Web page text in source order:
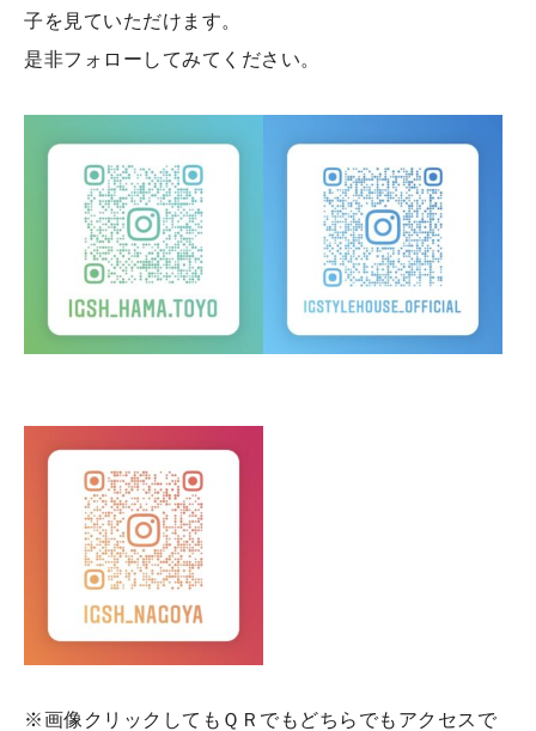
子を見ていただけます。
是非フォローしてみてください。
※画像クリックしてもＱＲでもどちらでもアクセスで